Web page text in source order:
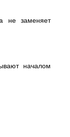
не заменяет
началом